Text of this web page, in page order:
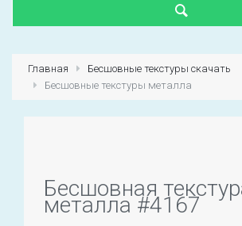
Первый раз?
Главная
Бесшовные текстуры скачать
Бесшовные текстуры металла
Бесшовная
металла #4167